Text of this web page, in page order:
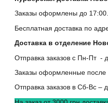
Заказы оформлены до
Бесплатная доставка по
Доставка в отделение
Отправка заказов с Пн-Пт -
Заказы оформленные после
Отправка заказов в Сб-Вс –